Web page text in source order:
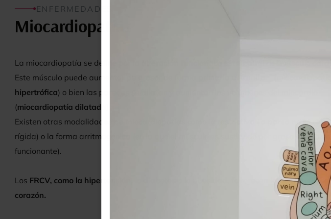
ENFERMEDADES
Miocardiopatías
La miocardiopatía se define por la
Este músculo puede aumentar de grosor de forma primaria o "familiar" (
hipertrófica) o bien las paredes se dilatan y aumentan los volúmenes del miocardio
(miocardiopatía dilatada
Existen otras modalidades de miocardiopatías como la restrictiva (la pared no se relaja
rígida) o la forma arritmogénica (en la que el músculo es sustituido por grasa o fibra no
funcionante).
Los FRCV, como la hipertensión, la diabetes o la obesidad, favorecen la hipertrofia
corazón.